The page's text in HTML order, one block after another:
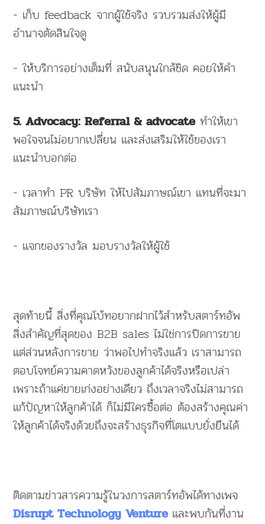
- เก็บ feedback จากผู้ใช้จริง รวบรวมส่งให้ผู้มี
อำนาจตัดสินใจดู
- ให้บริการอย่างเต็มที่ สนับสนุนใกล้ชิด คอยให้คำ
แนะนำ
5. Advocacy: Referral & advocateทำให้เขา
พอใจจนไม่อยากเปลี่ยน และส่งเสริมให้ใช้ของเรา
แนะนำบอกต่อ
- เวลาทำ PR บริษัท ให้ไปสัมภาษณ์เขา แทนที่จะมา
สัมภาษณ์บริษัทเรา
- แจกของรางวัล มอบรางวัลให้ผู้ใช้
สุดท้ายนี้ สิ่งที่คุณโบ้ทอยากฝากไว้สำหรับสตาร์ทอัพ
สิ่งสำคัญที่สุดของ B2B sales ไม่ใช่การปิดการขาย
แต่ส่วนหลังการขาย ว่าพอไปทำจริงแล้ว เราสามารถ
ตอบโจทย์ความคาดหวังของลูกค้าได้จริงหรือเปล่า
เพราะถ้าแค่ขายเก่งอย่างเดียว ถึงเวลาจริงไม่สามารถ
แก้ปัญหาให้ลูกค้าได้ ก็ไม่มีใครซื้อต่อ ต้องสร้างคุณค่า
ให้ลูกค้าได้จริงด้วยถึงจะสร้างธุรกิจที่โตแบบยั่งยืนได้
ติดตามข่าวสารความรู้ในวงการสตาร์ทอัพได้ทางเพจ
Disrupt Technology Venture และพบกันที่งาน